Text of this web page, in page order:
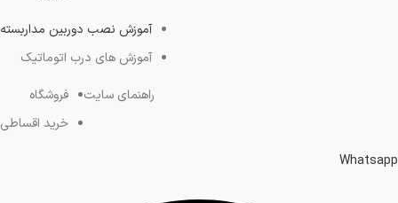
آموزش نصب دوربین مداربسته
آموزش های درب اتوماتیک
راهنمای سایت
فروشگاه
خرید اقساطی
Whatsapp